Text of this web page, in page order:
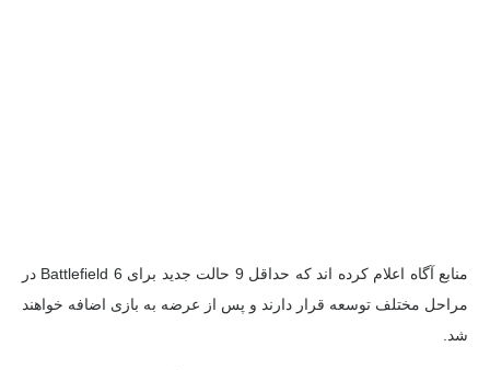
منابع آگاه اعلام کرده اند که حداقل 9 حالت جدید برای Battlefield 6 در
مراحل مختلف توسعه قرار دارند و پس از عرضه به بازی اضافه خواهند
شد.